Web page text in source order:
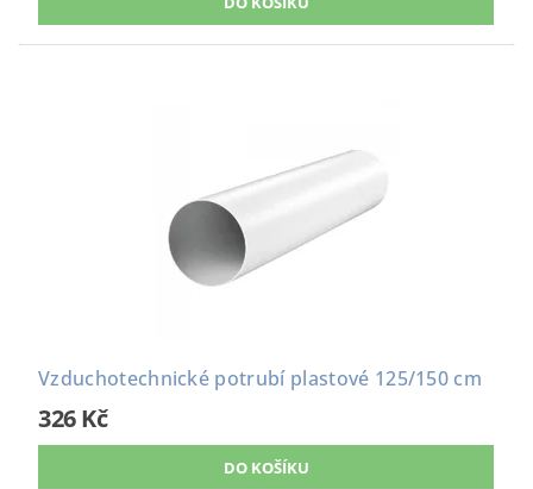
Vzduchotechnické potrubí plastové 125/150 cm
326 Kč